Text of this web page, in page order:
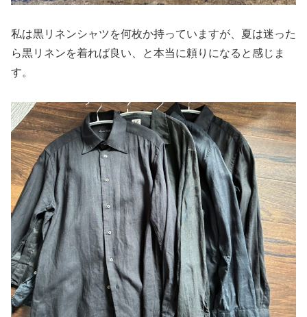
私は黒リネンシャツを何枚か持っていますが、夏は迷った
ら黒リネンを着れば良い、と本当に頼りになると感じま
す。